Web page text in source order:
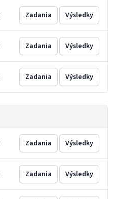
Zadania Výsledky
Zadania Výsledky
Zadania Výsledky
Zadania Výsledky
Zadania Výsledky